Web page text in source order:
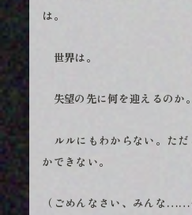
は。
世界は。
失望の先に何を迎えるのか。
ルルにもわからない。ただ
かできない。
（ごめんなさい、みんな